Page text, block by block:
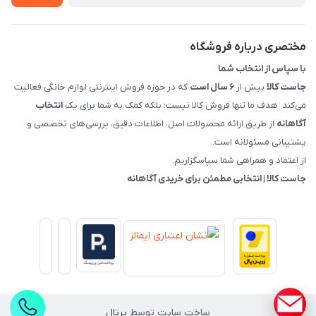
مختصری درباره فروشگاه
با سپاس از انتخاب شما
جاست کالا بیش از ۶ سال است
که در حوزه فروش اینترنتی لوازم خانگی فعالیت
می‌کند. هدف ما تنها فروش کالا نیست؛ بلکه کمک به شما برای یک انتخاب
آگاهانه از طریق ارائه محصولات اصل، اطلاعات دقیق، بررسی‌های تخصصی و
پشتیبانی مسئولانه است.
از اعتماد و همراهی شما سپاسگزاریم.
جاست کالا | انتخابی مطمئن برای خریدی آگاهانه
ساخت سایت توسط پرتال